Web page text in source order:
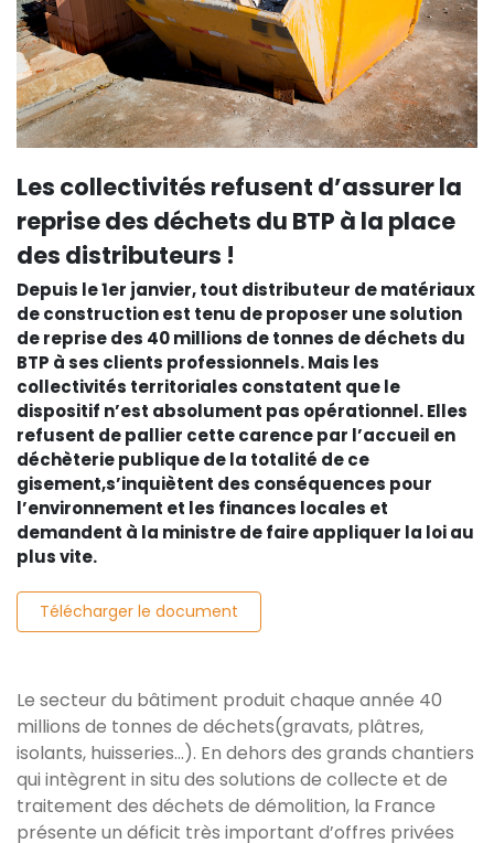
Les collectivités refusent d’assurer la
reprise des déchets du BTP à la place
des distributeurs !
Depuis le 1er janvier, tout distributeur de matériaux
de construction est tenu de proposer une solution
de reprise des 40 millions de tonnes de déchets du
BTP à ses clients professionnels. Mais les
collectivités territoriales constatent que le
dispositif n’est absolument pas opérationnel. Elles
refusent de pallier cette carence par l’accueil en
déchèterie publique de la totalité de ce
gisement,s’inquiètent des conséquences pour
l’environnement et les finances locales et
demandent à la ministre de faire appliquer la loi au
plus vite.
Télécharger le document
Le secteur du bâtiment produit chaque année 40
millions de tonnes de déchets(gravats, plâtres,
isolants, huisseries...). En dehors des grands chantiers
qui intègrent in situ des solutions de collecte et de
traitement des déchets de démolition, la France
présente un déficit très important d’offres privées